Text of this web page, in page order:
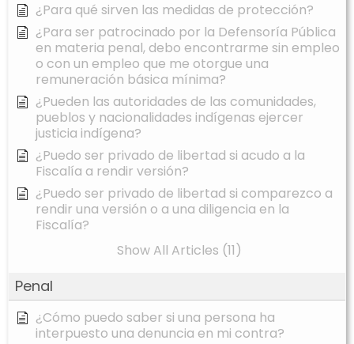
¿Para qué sirven las medidas de protección?
¿Para ser patrocinado por la Defensoría Pública
en materia penal, debo encontrarme sin empleo
o con un empleo que me otorgue una
remuneración básica mínima?
¿Pueden las autoridades de las comunidades,
pueblos y nacionalidades indígenas ejercer
justicia indígena?
¿Puedo ser privado de libertad si acudo a la
Fiscalía a rendir versión?
¿Puedo ser privado de libertad si comparezco a
rendir una versión o a una diligencia en la
Fiscalía?
Show All Articles (11)
Penal
¿Cómo puedo saber si una persona ha
interpuesto una denuncia en mi contra?